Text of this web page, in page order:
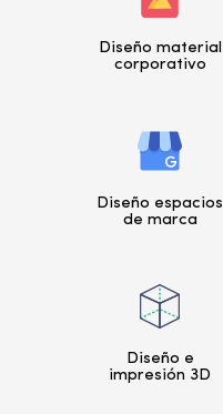
Diseño material
corporativo
Diseño espacios
de marca
Diseño e
impresión 3D